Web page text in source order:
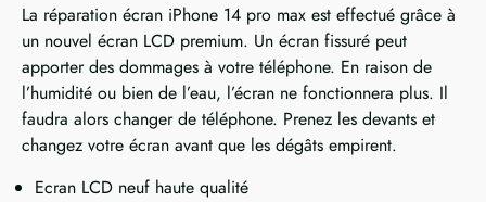
La réparation écran iPhone 14 pro max est effectué grâce à
un nouvel écran LCD premium. Un écran fissuré peut
apporter des dommages à votre téléphone. En raison de
l’humidité ou bien de l’eau, l’écran ne fonctionnera plus. Il
faudra alors changer de téléphone. Prenez les devants et
changez votre écran avant que les dégâts empirent.
Ecran LCD neuf haute qualité